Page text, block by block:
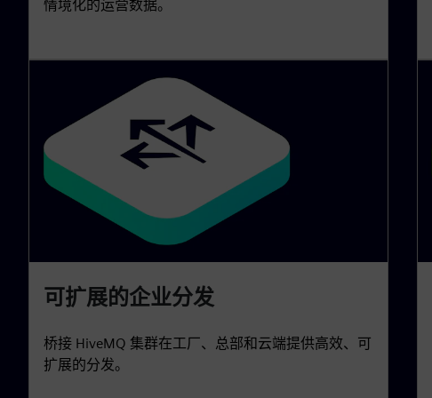
情境化的运营数据。
可扩展的企业分发
桥接 HiveMQ 集群在工厂、总部和云端提供高效、可
扩展的分发。